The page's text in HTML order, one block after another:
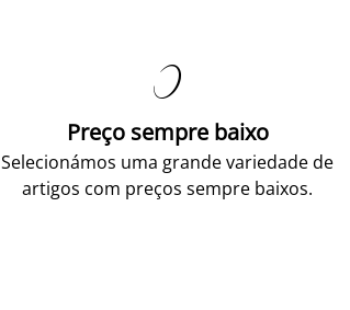

Preço sempre baixo
Selecionámos uma grande variedade de
artigos com preços sempre baixos.